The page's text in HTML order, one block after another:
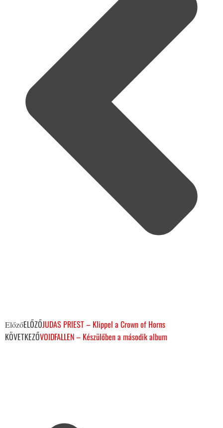
ElőzőELŐZŐJUDAS PRIEST – Klippel a Crown of Horns
KÖVETKEZŐVOIDFALLEN – Készülőben a második album